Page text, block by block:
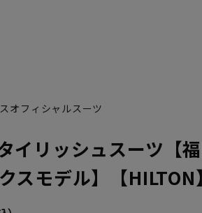
オフィシャルスーツ
イリッシュスーツ【
スモデル】【HILTON】